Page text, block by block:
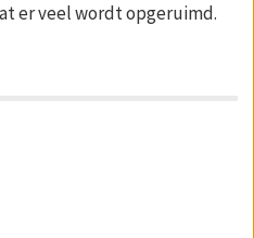
er veel wordt opgeruimd.